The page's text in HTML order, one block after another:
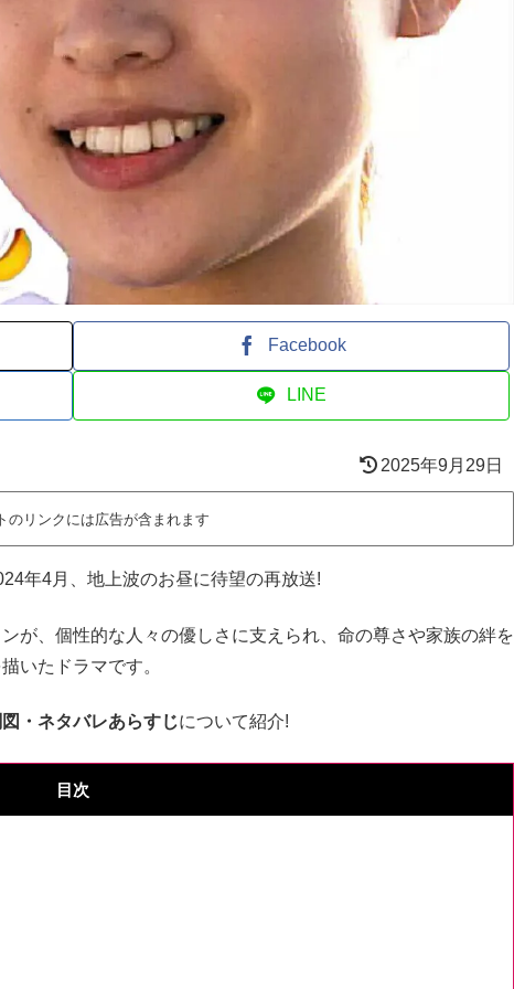
Facebook
LINE
2025年9月29日
のリンクには広告が含まれます
年4月、地上波のお昼に待望の再放送!
が、個性的な人々の優しさに支えられ、命の尊さや家族の絆を
いたドラマです。
・ネタバレあらすじについて紹介!
目次